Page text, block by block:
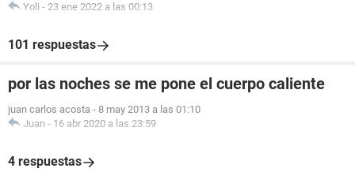
Yoli - 23 ene 2022 a las 00:13
101 respuestas
por las noches se me pone el cuerpo caliente
juan carlos acosta - 8 may 2013 a las 01:10
Juan - 16 abr 2020 a las 23:59
4 respuestas